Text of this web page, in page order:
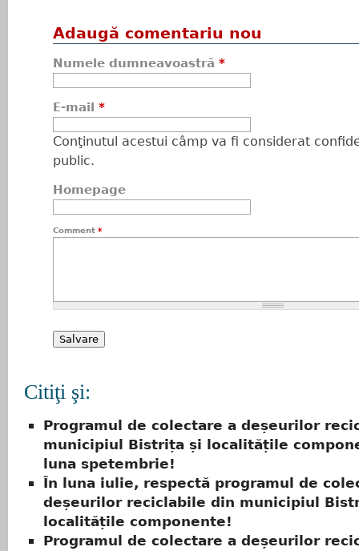
Adaugă comentariu nou
Numele dumneavoastră *
E-mail *
Conţinutul acestui câmp va fi considerat
public.
Homepage
Comment *
Citiţi şi:
Programul de colectare a deșeurilor
municipiul Bistrița și localitățile
luna spetembrie!
În luna iulie, respectă programul de
deșeurilor reciclabile din municipiul
localitățile componente!
Programul de colectare a deșeurilor